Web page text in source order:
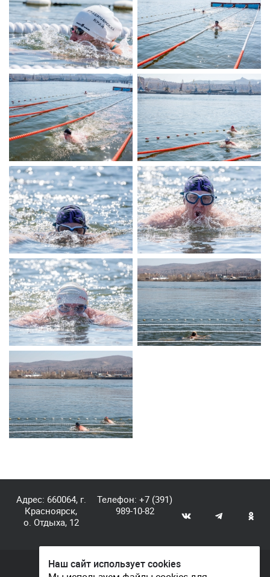
Адрес: 660064, г.
Красноярск,
о. Отдыха, 12
Телефон:+7 (391)
989-10-82
© КГАУ «Центр спортивной подготовки», 2026
Наш сайт использует cookies